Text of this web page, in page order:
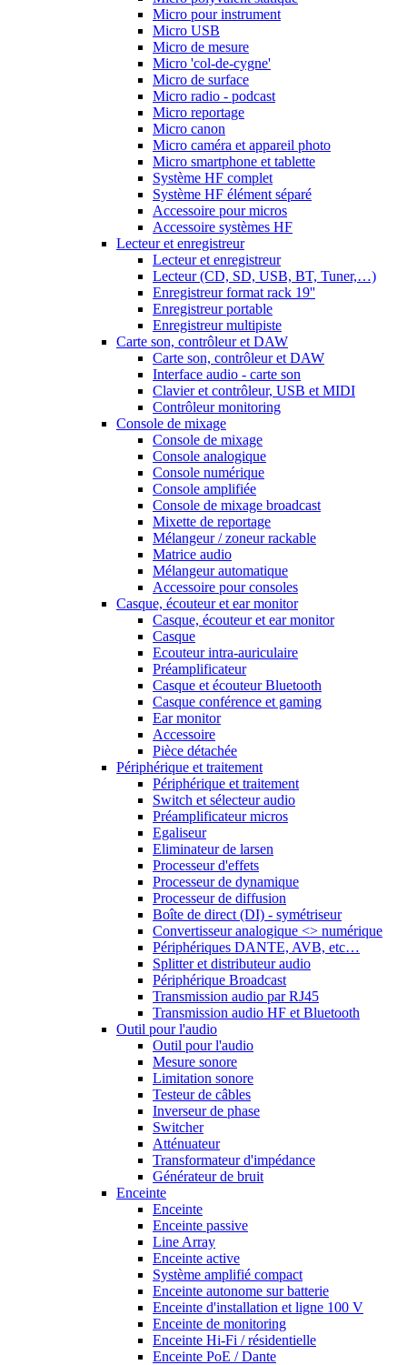
Micro pour instrument
Micro USB
Micro de mesure
Micro 'col-de-cygne'
Micro de surface
Micro radio - podcast
Micro reportage
Micro canon
Micro caméra et appareil photo
Micro smartphone et tablette
Système HF complet
Système HF élément séparé
Accessoire pour micros
Accessoire systèmes HF
Lecteur et enregistreur
Lecteur et enregistreur
Lecteur (CD, SD, USB, BT, Tuner,…)
Enregistreur format rack 19''
Enregistreur portable
Enregistreur multipiste
Carte son, contrôleur et DAW
Carte son, contrôleur et DAW
Interface audio - carte son
Clavier et contrôleur, USB et MIDI
Contrôleur monitoring
Console de mixage
Console de mixage
Console analogique
Console numérique
Console amplifiée
Console de mixage broadcast
Mixette de reportage
Mélangeur / zoneur rackable
Matrice audio
Mélangeur automatique
Accessoire pour consoles
Casque, écouteur et ear monitor
Casque, écouteur et ear monitor
Casque
Ecouteur intra-auriculaire
Préamplificateur
Casque et écouteur Bluetooth
Casque conférence et gaming
Ear monitor
Accessoire
Pièce détachée
Périphérique et traitement
Périphérique et traitement
Switch et sélecteur audio
Préamplificateur micros
Egaliseur
Eliminateur de larsen
Processeur d'effets
Processeur de dynamique
Processeur de diffusion
Boîte de direct (DI) - symétriseur
Convertisseur analogique <> numérique
Périphériques DANTE, AVB, etc…
Splitter et distributeur audio
Périphérique Broadcast
Transmission audio par RJ45
Transmission audio HF et Bluetooth
Outil pour l'audio
Outil pour l'audio
Mesure sonore
Limitation sonore
Testeur de câbles
Inverseur de phase
Switcher
Atténuateur
Transformateur d'impédance
Générateur de bruit
Enceinte
Enceinte
Enceinte passive
Line Array
Enceinte active
Système amplifié compact
Enceinte autonome sur batterie
Enceinte d'installation et ligne 100 V
Enceinte de monitoring
Enceinte Hi-Fi / résidentielle
Enceinte PoE / Dante